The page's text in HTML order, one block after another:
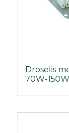
Droselis
70W-